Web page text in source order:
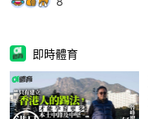
即時體育